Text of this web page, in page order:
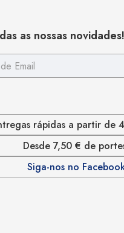
as nossas novidades!
rápidas a partir de
Desde 7,50 € de
Siga-nos no